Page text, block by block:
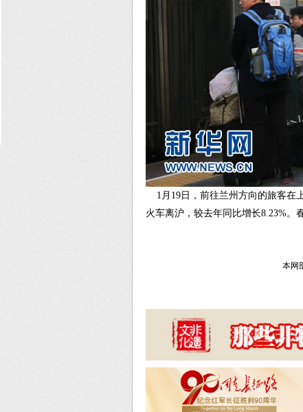
1月19日，前往兰州方向的旅客在
火车离沪，较去年同比增长8.23%。
本网